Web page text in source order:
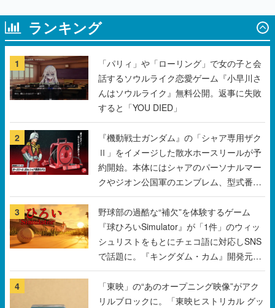
ランキング
1
「パリィ」や「ローリング」で女の子と会
話するソウルライク恋愛ゲーム『小早川さ
んはソウルライク』無料公開。返事に失敗
すると「YOU DIED」
2
『機動戦士ガンダム』の「シャア専用ザク
Ⅱ」をイメージした散水ホースリールが予
約開始。本体にはシャアのパーソナルマー
クやジオン公国軍のエンブレム、型式番号
などを配置
3
野球部の過酷な“補欠”を体験するゲーム
『球ひろいSimulator』が「1件」のウィッ
シュリストをもとにチェコ語に対応しSNS
で話題に。『キングダム・カム』開発元や
チェコのプロ野球選手から称賛の声
4
「東映」の“あのオープニング映像”がアク
リルブロックに。「東映ヒストリカル グッ